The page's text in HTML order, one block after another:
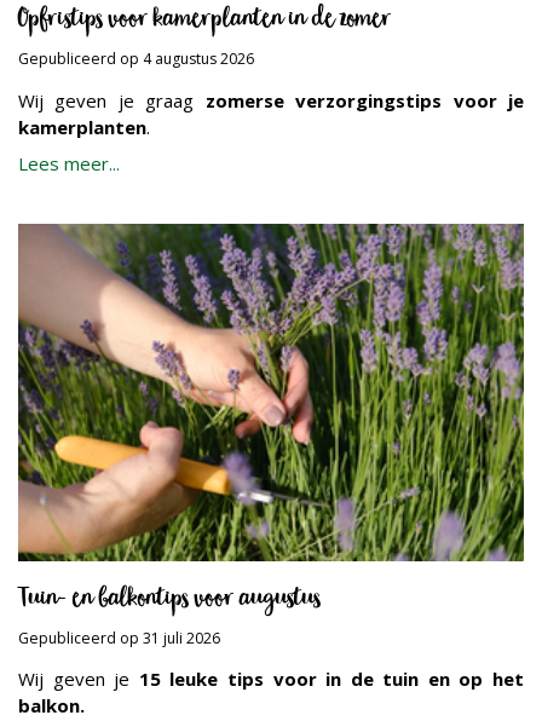
Opfristips voor kamerplanten in de zomer
Gepubliceerd op 4 augustus 2026
Wij geven je graag zomerse verzorgingstips voor je
kamerplanten.
Lees meer...
Tuin- en balkontips voor augustus
Gepubliceerd op 31 juli 2026
Wij geven je 15 leuke tips voor in de tuin en op het
balkon.